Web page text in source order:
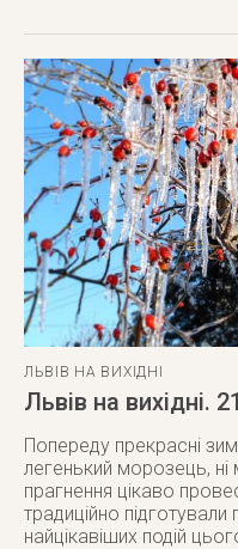
ЛЬВІВ НА ВИХІДНІ
Львів на вихідні.
Попереду прекрасні
легенький морозець, ні
прагнення цікаво
традиційно підготували
найцікавіших подій